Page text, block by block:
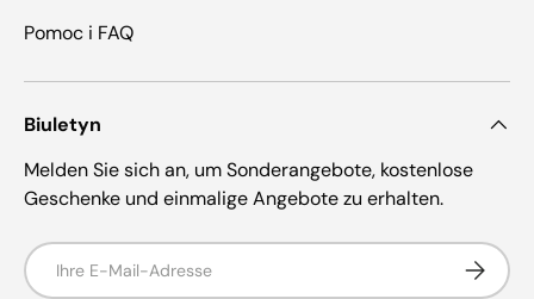
Pomoc i FAQ
Biuletyn
Melden Sie sich an, um Sonderangebote, kostenlose
Geschenke und einmalige Angebote zu erhalten.
E-Mail